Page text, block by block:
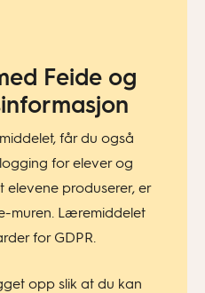
Feide og
får du også
for elever og
produserer, er
muren. Læremiddelet
for GDPR.
opp slik at du kan